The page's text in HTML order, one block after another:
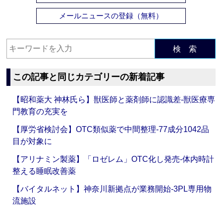
メールニュースの登録（無料）
検 索
この記事と同じカテゴリーの新着記事
【昭和薬大 神林氏ら】獣医師と薬剤師に認識差‐獣医療専
門教育の充実を
【厚労省検討会】OTC類似薬で中間整理‐77成分1042品
目が対象に
【アリナミン製薬】「ロゼレム」OTC化し発売‐体内時計
整える睡眠改善薬
【バイタルネット】神奈川新拠点が業務開始‐3PL専用物
流施設